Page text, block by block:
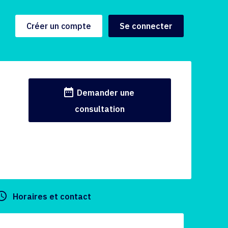
Créer un compte Se connecter
date_range Demander une
consultation
Horaires et contact